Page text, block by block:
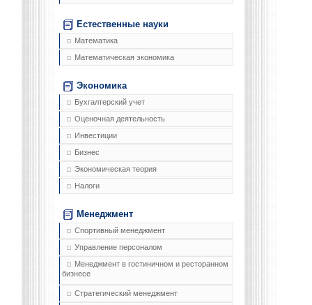
Естественные науки
Математика
Математическая экономика
Экономика
Бухгалтерский учет
Оценочная деятельность
Инвестиции
Бизнес
Экономическая теория
Налоги
Менеджмент
Спортивный менеджмент
Управление персоналом
Менеджмент в гостиничном и ресторанном
бизнесе
Стратегический менеджмент